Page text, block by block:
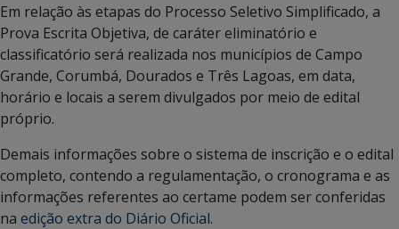
Em relação às etapas do Processo Seletivo Simplificado, a
Prova Escrita Objetiva, de caráter eliminatório e
classificatório será realizada nos municípios de Campo
Grande, Corumbá, Dourados e Três Lagoas, em data,
horário e locais a serem divulgados por meio de edital
próprio.
Demais informações sobre o sistema de inscrição e o edital
completo, contendo a regulamentação, o cronograma e as
informações referentes ao certame podem ser conferidas
na edição extra do Diário Oficial.